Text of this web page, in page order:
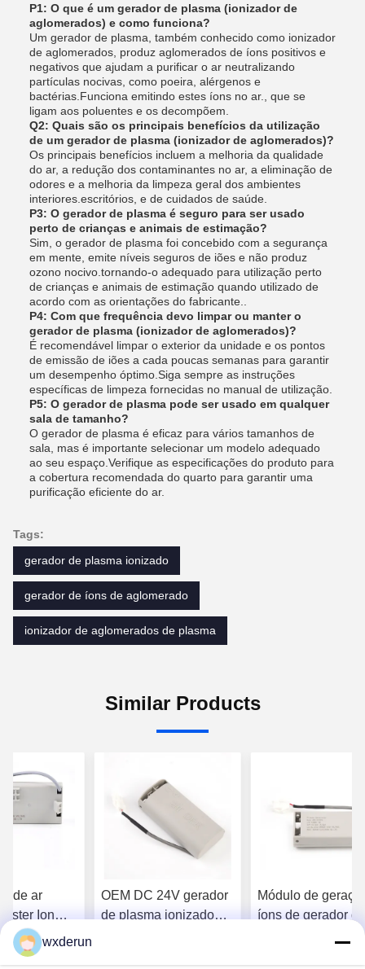
P1: O que é um gerador de plasma (ionizador de
aglomerados) e como funciona?
Um gerador de plasma, também conhecido como ionizador
de aglomerados, produz aglomerados de íons positivos e
negativos que ajudam a purificar o ar neutralizando
partículas nocivas, como poeira, alérgenos e
bactérias.Funciona emitindo estes íons no ar., que se
ligam aos poluentes e os decompõem.
Q2: Quais são os principais benefícios da utilização
de um gerador de plasma (ionizador de aglomerados)?
Os principais benefícios incluem a melhoria da qualidade
do ar, a redução dos contaminantes no ar, a eliminação de
odores e a melhoria da limpeza geral dos ambientes
interiores.escritórios, e de cuidados de saúde.
P3: O gerador de plasma é seguro para ser usado
perto de crianças e animais de estimação?
Sim, o gerador de plasma foi concebido com a segurança
em mente, emite níveis seguros de iões e não produz
ozono nocivo.tornando-o adequado para utilização perto
de crianças e animais de estimação quando utilizado de
acordo com as orientações do fabricante..
P4: Com que frequência devo limpar ou manter o
gerador de plasma (ionizador de aglomerados)?
É recomendável limpar o exterior da unidade e os pontos
de emissão de iões a cada poucas semanas para garantir
um desempenho óptimo.Siga sempre as instruções
específicas de limpeza fornecidas no manual de utilização.
P5: O gerador de plasma pode ser usado em qualquer
sala de tamanho?
O gerador de plasma é eficaz para vários tamanhos de
sala, mas é importante selecionar um modelo adequado
ao seu espaço.Verifique as especificações do produto para
a cobertura recomendada do quarto para garantir uma
purificação eficiente do ar.
Tags:
gerador de plasma ionizado
gerador de íons de aglomerado
ionizador de aglomerados de plasma
Similar Products
de ar
Ion
de
para
OEM DC 24V gerador
de plasma ionizado
Módulo de
íons de gerador de
plasma DC 24V
wxderun